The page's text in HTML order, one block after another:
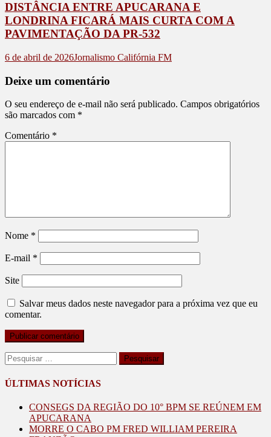
DISTÂNCIA ENTRE APUCARANA E
LONDRINA FICARÁ MAIS CURTA COM A
PAVIMENTAÇÃO DA PR-532
6 de abril de 2026Jornalismo Califórnia FM
Deixe um comentário
O seu endereço de e-mail não será publicado. Campos obrigatórios
são marcados com *
Comentário *
Nome *
E-mail *
Site
Salvar meus dados neste navegador para a próxima vez que eu
comentar.
Pesquisar
por:
ÚLTIMAS NOTÍCIAS
CONSEGS DA REGIÃO DO 10° BPM SE REÚNEM EM
APUCARANA
MORRE O CABO PM FRED WILLIAM PEREIRA